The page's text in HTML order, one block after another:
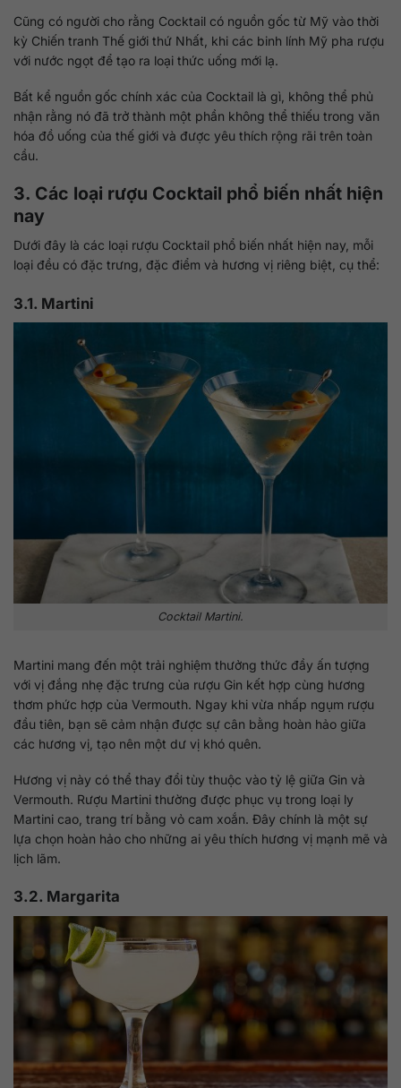
Cũng có người cho rằng Cocktail có nguồn gốc từ Mỹ vào thời
kỳ Chiến tranh Thế giới thứ Nhất, khi các binh lính Mỹ pha rượu
với nước ngọt để tạo ra loại thức uống mới lạ.
Bất kể nguồn gốc chính xác của Cocktail là gì, không thể phủ
nhận rằng nó đã trở thành một phần không thể thiếu trong văn
hóa đồ uống của thế giới và được yêu thích rộng rãi trên toàn
cầu.
3. Các loại rượu Cocktail phổ biến nhất hiện
nay
Dưới đây là các loại rượu Cocktail phổ biến nhất hiện nay, mỗi
loại đều có đặc trưng, đặc điểm và hương vị riêng biệt, cụ thể:
3.1. Martini
Cocktail Martini.
Martini mang đến một trải nghiệm thưởng thức đầy ấn tượng
với vị đắng nhẹ đặc trưng của rượu Gin kết hợp cùng hương
thơm phức hợp của Vermouth. Ngay khi vừa nhấp ngụm rượu
đầu tiên, bạn sẽ cảm nhận được sự cân bằng hoàn hảo giữa
các hương vị, tạo nên một dư vị khó quên.
Hương vị này có thể thay đổi tùy thuộc vào tỷ lệ giữa Gin và
Vermouth. Rượu Martini thường được phục vụ trong loại ly
Martini cao, trang trí bằng vỏ cam xoắn. Đây chính là một sự
lựa chọn hoàn hảo cho những ai yêu thích hương vị mạnh mẽ và
lịch lãm.
3.2. Margarita